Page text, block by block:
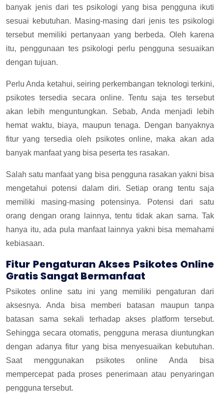
banyak jenis dari tes psikologi yang bisa pengguna ikuti
sesuai kebutuhan. Masing-masing dari jenis tes psikologi
tersebut memiliki pertanyaan yang berbeda. Oleh karena
itu, penggunaan tes psikologi perlu pengguna sesuaikan
dengan tujuan.
Perlu Anda ketahui, seiring perkembangan teknologi terkini,
psikotes tersedia secara online. Tentu saja tes tersebut
akan lebih menguntungkan. Sebab, Anda menjadi lebih
hemat waktu, biaya, maupun tenaga. Dengan banyaknya
fitur yang tersedia oleh psikotes online, maka akan ada
banyak manfaat yang bisa peserta tes rasakan.
Salah satu manfaat yang bisa pengguna rasakan yakni bisa
mengetahui potensi dalam diri. Setiap orang tentu saja
memiliki masing-masing potensinya. Potensi dari satu
orang dengan orang lainnya, tentu tidak akan sama. Tak
hanya itu, ada pula manfaat lainnya yakni bisa memahami
kebiasaan.
Fitur Pengaturan Akses Psikotes Online
Gratis Sangat Bermanfaat
Psikotes online satu ini yang memiliki pengaturan dari
aksesnya. Anda bisa memberi batasan maupun tanpa
batasan sama sekali terhadap akses platform tersebut.
Sehingga secara otomatis, pengguna merasa diuntungkan
dengan adanya fitur yang bisa menyesuaikan kebutuhan.
Saat menggunakan psikotes online Anda bisa
mempercepat pada proses penerimaan atau penyaringan
pengguna tersebut.